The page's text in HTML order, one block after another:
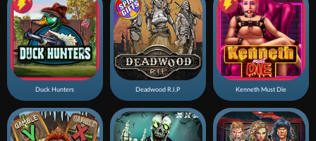
Duck Hunters Deadwood R.I.P Kenneth Must Die